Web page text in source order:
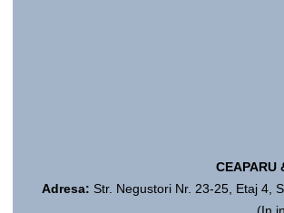
CEAPARU
Adresa: Str. Negustori Nr. 23-25, Etaj 4,